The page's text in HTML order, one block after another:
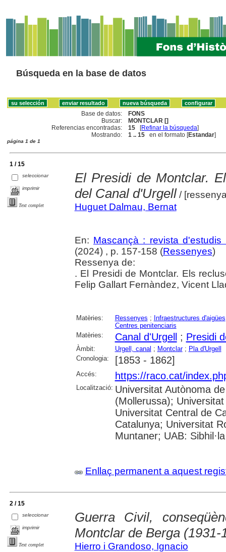
Búsqueda en la base de datos
Base de datos:
FONS
Buscar:
MONTCLAR []
Referencias encontradas:
15 [Refinar la búsqueda]
Mostrando:
1 .. 15 en el formato [Estandar]
página 1 de 1
1 / 15
seleccionar
imprimir
Text complet
El Presidi de Montclar.
del Canal d'Urgell/
Huguet Dalmau, Bernat
En: Mascançà : revista
(2024) , p. 157-158 (Ressenyes)
Ressenya de:
. El Presidi de Montclar. Els
Felip Gallart Fernàndez, Vicent
Matèries: Ressenyes ; Infraestructures d'aigües
Centres penitenciaris
Matèries:
Canal d'Urgell ; Presidi
Àmbit: Urgell, canal ; Montclar; Pla d'Urgell
Cronologia:
[1853 - 1862]
Accés: https://raco.cat/
Localització: Universitat Autònoma
(Mollerussa);
Universitat Central de
Catalunya; Universitat
Muntaner; UAB: Sibhil·la
Enllaç permanent a aquest
2 / 15
seleccionar
imprimir
Text complet
Guerra Civil,
Montclar de Berga (1931-
Hierro i Grandoso, Ignacio